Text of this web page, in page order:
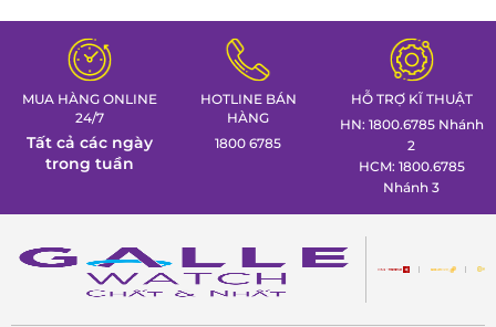
tác thể thao cá tính nhất trong
Tuần lễ đồng hồ Thụy Sỹ cùng
Đồng hồ Galle!
gian trưng bày đồng hồ
định hình phong thái lãnh
MUA HÀNG ONLINE
24/7
Tất cả các ngày
trong tuần
HOTLINE BÁN
HÀNG
1800 6785
HỖ TRỢ KĨ THUẬT
HN: 1800.6785 Nhánh
2
HCM: 1800.6785
Nhánh 3